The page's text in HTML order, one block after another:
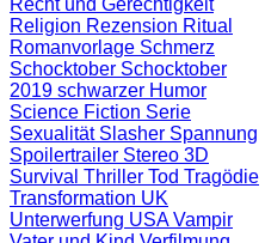
Recht und Gerechtigkeit
Religion Rezension Ritual
Romanvorlage Schmerz
Schocktober Schocktober
2019 schwarzer Humor
Science Fiction Serie
Sexualität Slasher Spannung
Spoilertrailer Stereo 3D
Survival Thriller Tod Tragödie
Transformation UK
Unterwerfung USAVampir